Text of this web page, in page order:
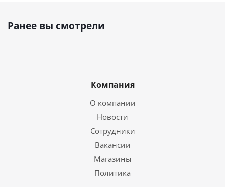
Ранее вы смотрели
Компания
О компании
Новости
Сотрудники
Вакансии
Магазины
Политика